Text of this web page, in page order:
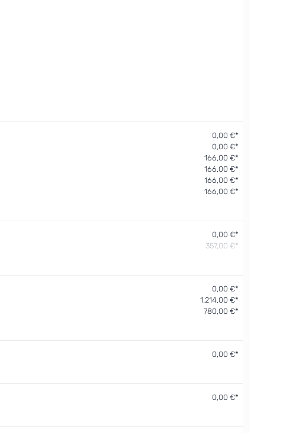
0,00 €*
0,00 €*
166,00 €*
166,00 €*
166,00 €*
166,00 €*
0,00 €*
357,00 €*
0,00 €*
1.214,00 €*
780,00 €*
0,00 €*
0,00 €*